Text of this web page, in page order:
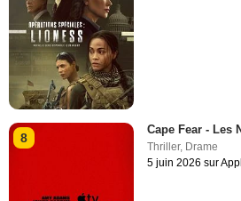
8
Cape Fear - Les
Thriller, Drame
5 juin 2026 sur